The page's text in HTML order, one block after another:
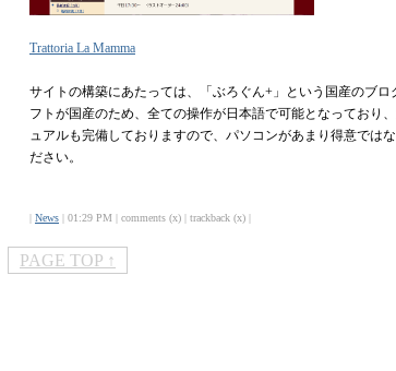
Trattoria La Mamma
サイトの構築にあたっては、「ぶろぐん+」という国産のブ
フトが国産のため、全ての操作が日本語で可能となっており
ュアルも完備しておりますので、パソコンがあまり得意では
ださい。
| News | 01:29 PM | comments (x) | trackback (x) |
PAGE TOP ↑